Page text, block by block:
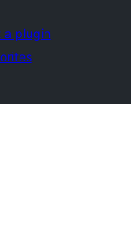
a plugin